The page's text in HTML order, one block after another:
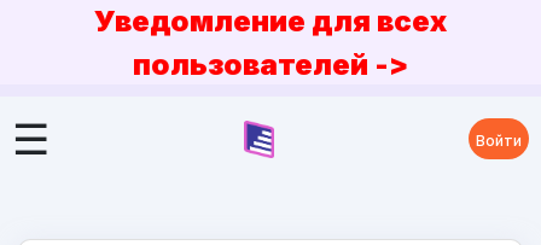
Уведомление для всех
пользователей ->
☰ Войти